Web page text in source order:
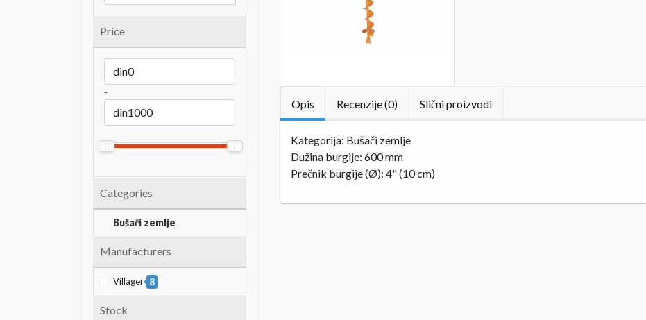
Opis Recenzije (0) Slični proizvodi
Kategorija: Bušači zemlje
Dužina burgije: 600 mm
Prečnik burgije (Ø): 4" (10 cm)
Price
-
Categories
Bušači zemlje
Manufacturers
Villager 8
Stock